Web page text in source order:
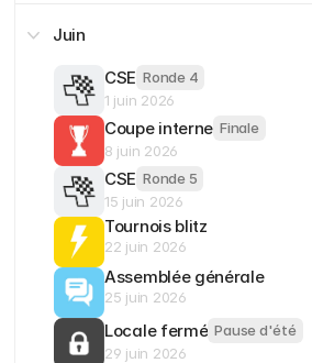
Juin
CSE Ronde 4
1 juin 2026
Coupe interne Finale
8 juin 2026
CSE Ronde 5
15 juin 2026
Tournois blitz
22 juin 2026
Assemblée générale
25 juin 2026
Locale fermé Pause d'été
29 juin 2026